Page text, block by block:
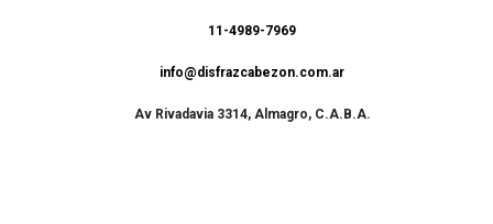
11-4989-7969
info@disfrazcabezon.com.ar
Av Rivadavia 3314, Almagro, C.A.B.A.